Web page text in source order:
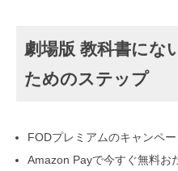
劇場版 教科書にな
ためのステップ
FODプレミアムのキャンペ
Amazon Payで今すぐ無料お